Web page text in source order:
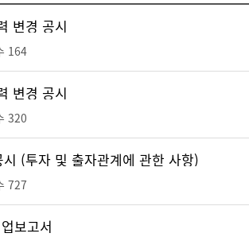
변경 공시
164
변경 공시
320
(투자 및 출자관계에 관한 사항)
727
보고서